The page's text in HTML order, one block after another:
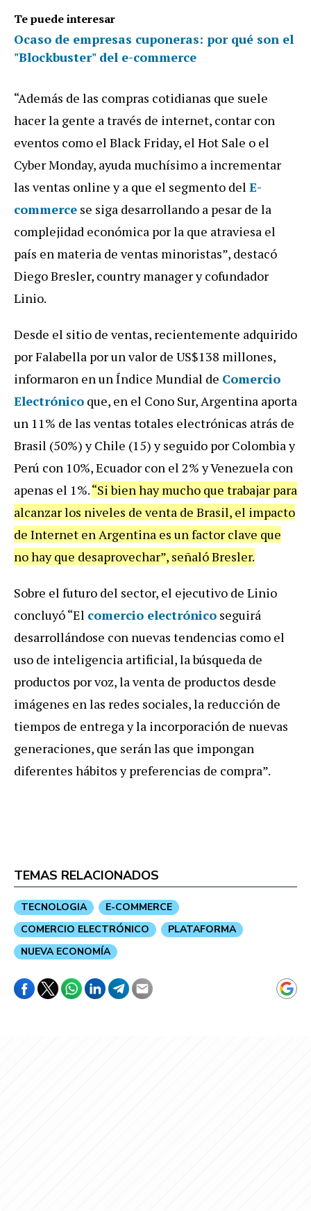
Te puede interesar
Ocaso de empresas cuponeras: por qué son el
"Blockbuster" del e-commerce
“Además de las compras cotidianas que suele
hacer la gente a través de internet, contar con
eventos como el Black Friday, el Hot Sale o el
Cyber Monday, ayuda muchísimo a incrementar
las ventas online y a que el segmento del E-
commerce se siga desarrollando a pesar de la
complejidad económica por la que atraviesa el
país en materia de ventas minoristas”, destacó
Diego Bresler, country manager y cofundador
Linio.
Desde el sitio de ventas, recientemente adquirido
por Falabella por un valor de US$138 millones,
informaron en unÍndice Mundial de Comercio
Electrónico que, en el Cono Sur, Argentina aporta
un 11% de las ventas totales electrónicas atrás de
Brasil (50%) y Chile (15) y seguido por Colombia y
Perú con 10%, Ecuador con el 2% y Venezuela con
apenas el 1%.“Si bien hay mucho que trabajar para
alcanzar los niveles de venta de Brasil, el impacto
de Internet en Argentina es un factor clave que
no hay que desaprovechar”, señaló Bresler.
Sobre el futuro del sector, el ejecutivo de Linio
concluyó “El comercio electrónico seguirá
desarrollándose con nuevas tendencias como el
uso de inteligencia artificial, la búsqueda de
productos por voz, la venta de productos desde
imágenes en las redes sociales, la reducción de
tiempos de entrega y la incorporación de nuevas
generaciones, que serán las que impongan
diferentes hábitos y preferencias de compra”.
TEMAS RELACIONADOS
TECNOLOGIA
E-COMMERCE
COMERCIO ELECTRÓNICO
PLATAFORMA
NUEVA ECONOMÍA